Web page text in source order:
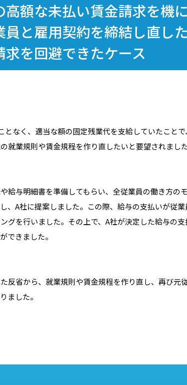
高額な未払い賃金請求を機
員と雇用契約を締結し直し
求を回避できたケース
なく、適当な額の固定残業代を支給していたこと
就業規則や賃金規程を作り直したいと要望されました
給与明細書を準備してもらい、全従業員の働き方の
、A社に提案しました。この際、給与の支払いが従
グを行いました。その上で、A社が決定した給与の
できました。
反省から、就業規則や賃金規程を作り直し、再び
ました。